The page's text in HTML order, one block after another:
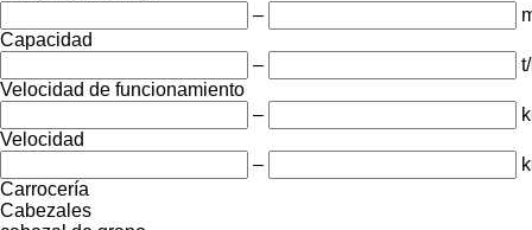
–
Capacidad
–
Velocidad de funcionamiento
–
Velocidad
–
Carrocería
Cabezales